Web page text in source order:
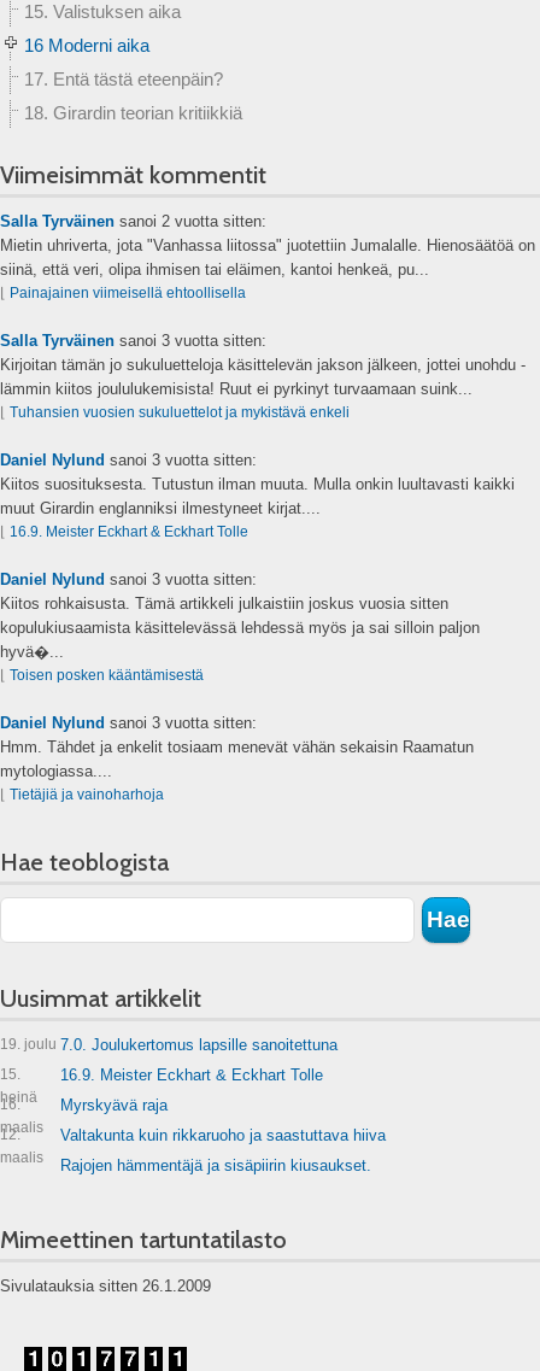
15. Valistuksen aika
16 Moderni aika
17. Entä tästä eteenpäin?
18. Girardin teorian kritiikkiä
Viimeisimmät kommentit
Salla Tyrväinen sanoi 2 vuotta sitten:
Mietin uhriverta, jota "Vanhassa liitossa" juotettiin Jumalalle. Hienosäätöä on
siinä, että veri, olipa ihmisen tai eläimen, kantoi henkeä, pu...
Painajainen viimeisellä ehtoollisella
Salla Tyrväinen sanoi 3 vuotta sitten:
Kirjoitan tämän jo sukuluetteloja käsittelevän jakson jälkeen, jottei unohdu -
lämmin kiitos joululukemisista! Ruut ei pyrkinyt turvaamaan suink...
Tuhansien vuosien sukuluettelot ja mykistävä enkeli
Daniel Nylund sanoi 3 vuotta sitten:
Kiitos suosituksesta. Tutustun ilman muuta. Mulla onkin luultavasti kaikki
muut Girardin englanniksi ilmestyneet kirjat....
16.9. Meister Eckhart & Eckhart Tolle
Daniel Nylund sanoi 3 vuotta sitten:
Kiitos rohkaisusta. Tämä artikkeli julkaistiin joskus vuosia sitten
kopulukiusaamista käsittelevässä lehdessä myös ja sai silloin paljon
hyvä�...
Toisen posken kääntämisestä
Daniel Nylund sanoi 3 vuotta sitten:
Hmm. Tähdet ja enkelit tosiaam menevät vähän sekaisin Raamatun
mytologiassa....
Tietäjiä ja vainoharhoja
Hae teoblogista
Uusimmat artikkelit
19. joulu 7.0. Joulukertomus lapsille sanoitettuna
15.
heinä
16.9. Meister Eckhart & Eckhart Tolle
16.
maalis
Myrskyävä raja
12.
maalis
Valtakunta kuin rikkaruoho ja saastuttava hiiva
Rajojen hämmentäjä ja sisäpiirin kiusaukset.
Mimeettinen tartuntatilasto
Sivulatauksia sitten 26.1.2009